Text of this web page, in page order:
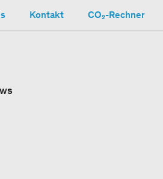
Kontakt CO₂-Rechner